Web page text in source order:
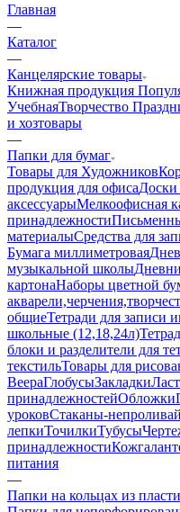
Главная
—
Каталог
—
Канцелярские товары
Книжная продукция
УчебнаяТворчество
и хозтовары
—
Папки для бумаг
Товары для Художников
продукция для офисаДоски
аксессуарыМелкоофисная
принадлежности
материалыСредства для
Бумага миллиметровая
музыкальной школы
картонаНаборы цветной
общиеТетради для записи
школьные (12,18,24л)
блоки и разделители для
текстильТовары для
ВеераГлобусыЗакладки
принадлежностейОбложки
уроковСтаканы-
лепкиТочилкиТубусы
принадлежности
питания
—
Папки на кольцах из